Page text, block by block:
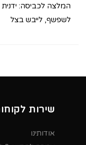
המלצה לכביסה:
לשפשף, לייבש בצל
שירות
אודותינו